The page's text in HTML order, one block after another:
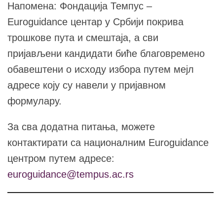
Напомена: Фондација Темпус –
Euroguidance центар у Србији покрива
трошкове пута и смештаја, а сви
пријављени кандидати биће благовремено
обавештени о исходу избора путем мејл
адресе коју су навели у пријавном
формулару.
За сва додатна питања, можете
контактирати са националним Euroguidance
центром путем адресе:
euroguidance@tempus.ac.rs